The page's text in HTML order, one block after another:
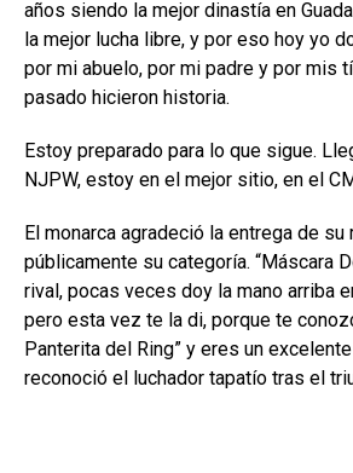
años siendo la mejor dinastía en
la mejor lucha libre, y por eso hoy yo
por mi abuelo, por mi padre y por mis
pasado hicieron historia.
Estoy preparado para lo que sigue.
NJPW, estoy en el mejor sitio, en el
El monarca agradeció la entrega de
públicamente su categoría. “Máscara
rival, pocas veces doy la mano arriba
pero esta vez te la di, porque te
Panterita del Ring” y eres un
reconoció el luchador tapatío tras el